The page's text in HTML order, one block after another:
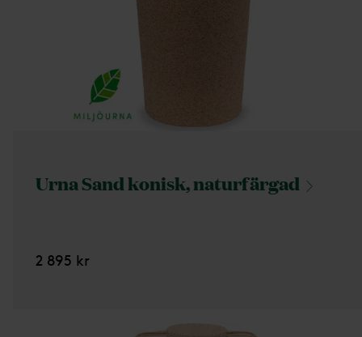
Urna Sand konisk,naturfärgad
2 895 kr